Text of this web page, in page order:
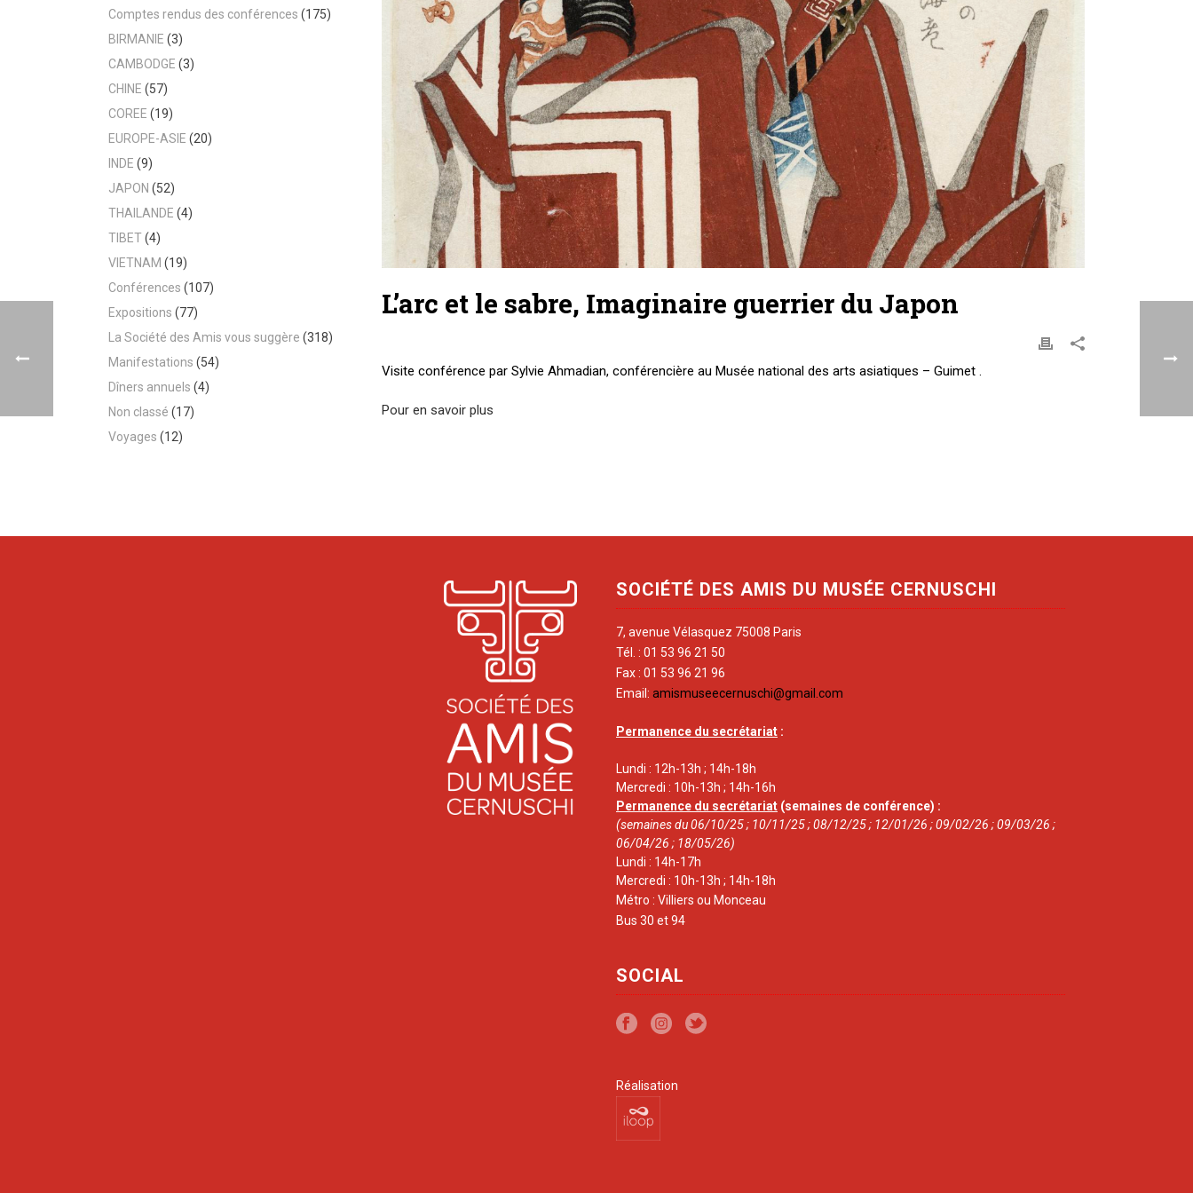
L’arc et le sabre, Imaginaire guerrier du Japon ­
Visite conférence par Sylvie Ahmadian, conférencière au Musée national des arts asiatiques – Guimet .
Pour en savoir plus
Comptes rendus des conférences (175)
BIRMANIE (3)
CAMBODGE (3)
CHINE (57)
COREE (19)
EUROPE-ASIE (20)
INDE (9)
JAPON (52)
THAILANDE (4)
TIBET(4)
VIETNAM (19)
Conférences (107)
Expositions (77)
La Société des Amis vous suggère (318)
Manifestations (54)
Dîners annuels (4)
Non classé (17)
Voyages (12)
SOCIÉTÉ DES AMIS DU MUSÉE CERNUSCHI
7, avenue Vélasquez 75008 Paris
Tél. : 01 53 96 21 50
Fax : 01 53 96 21 96
Email: amismuseecernuschi@gmail.com
Permanence du secrétariat :
Lundi : 12h-13h ; 14h-18h
Mercredi : 10h-13h ; 14h-16h
Permanence du secrétariat (semaines de conférence) :
(semaines du 06/10/25 ; 10/11/25 ; 08/12/25 ; 12/01/26 ; 09/02/26 ; 09/03/26 ;
06/04/26 ; 18/05/26)
Lundi : 14h-17h
Mercredi : 10h-13h ; 14h-18h
Métro : Villiers ou Monceau
Bus 30 et 94
SOCIAL
Réalisation